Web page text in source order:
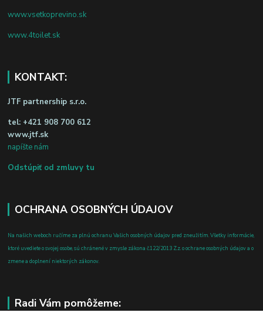
www.vsetkoprevino.sk
www.4toilet.sk
KONTAKT:
JTF partnership s.r.o.
tel: +421 908 700 612
www.jtf.sk
napíšte nám
Odstúpiť od zmluvy tu
OCHRANA OSOBNÝCH ÚDAJOV
Na našich weboch ručíme za plnú ochranu Vašich osobných údajov pred zneužitím. Všetky informácie,
ktoré uvediete o svojej osobe, sú chránené v zmysle zákona č.122/2013 Z.z. o ochrane osobných údajov a o
zmene a doplnení niektorých zákonov.
Radi Vám pomôžeme: